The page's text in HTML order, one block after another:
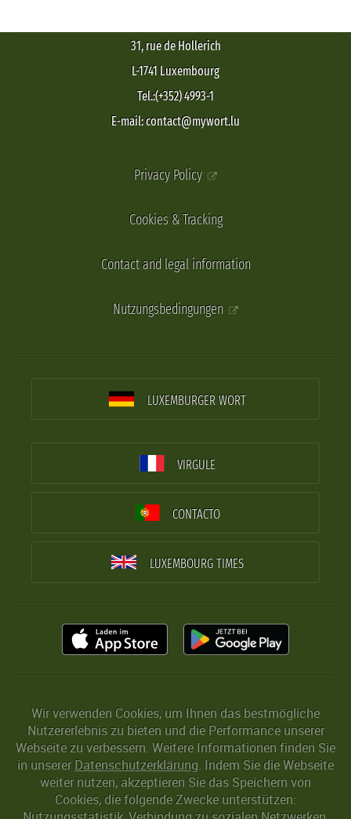
31, rue de Hollerich
L-1741 Luxembourg
Tel.:(+352) 4993-1
E-mail: contact@mywort.lu
Privacy Policy
Cookies & Tracking
Contact and legal information
Nutzungsbedingungen
LUXEMBURGER WORT
VIRGULE
CONTACTO
LUXEMBOURG TIMES
Wir verwenden Cookies, um Ihnen das bestmögliche
Nutzererlebnis zu bieten und die Performance unserer
Webseite zu verbessern. Weitere Informationen finden Sie
in unserer Datenschutzerklärung. Indem Sie die Webseite
weiter nutzen, akzeptieren Sie das Speichern von
Cookies, die folgende Zwecke unterstützen: